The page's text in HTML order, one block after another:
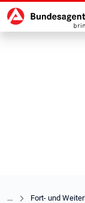
zu den
Fort- und